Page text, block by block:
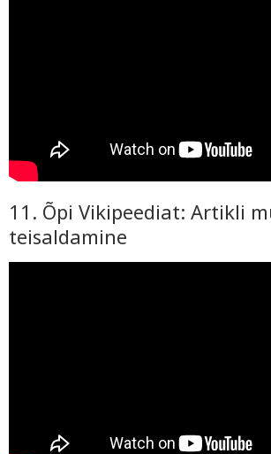
11. Õpi Vikipeediat: Artikli
teisaldamine